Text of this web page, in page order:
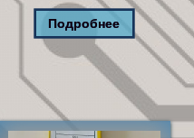
Подробнее